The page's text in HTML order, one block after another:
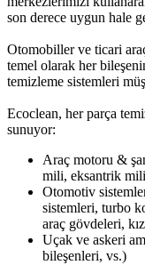
son derece uygun hale
Otomobiller ve ticari
temel olarak her
temizleme sistemleri
Ecoclean, her parça
sunuyor:
Araç motoru &
mili, eksantrik
Otomotiv
sistemleri, turbo
araç gövdeleri,
Uçak ve askeri
bileşenleri, vs.)